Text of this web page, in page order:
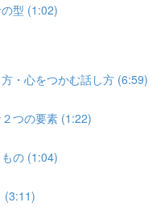
型 (1:02)
・心をつかむ話し方 (6:59)
つの要素 (1:22)
の (1:04)
(3:11)